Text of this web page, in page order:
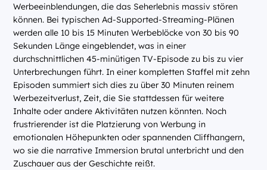
Werbeeinblendungen, die das Seherlebnis massiv stören
können. Bei typischen Ad-Supported-Streaming-Plänen
werden alle 10 bis 15 Minuten Werbeblöcke von 30 bis 90
Sekunden Länge eingeblendet, was in einer
durchschnittlichen 45-minütigen TV-Episode zu bis zu vier
Unterbrechungen führt. In einer kompletten Staffel mit zehn
Episoden summiert sich dies zu über 30 Minuten reinem
Werbezeitverlust, Zeit, die Sie stattdessen für weitere
Inhalte oder andere Aktivitäten nutzen könnten. Noch
frustrierender ist die Platzierung von Werbung in
emotionalen Höhepunkten oder spannenden Cliffhangern,
wo sie die narrative Immersion brutal unterbricht und den
Zuschauer aus der Geschichte reißt.